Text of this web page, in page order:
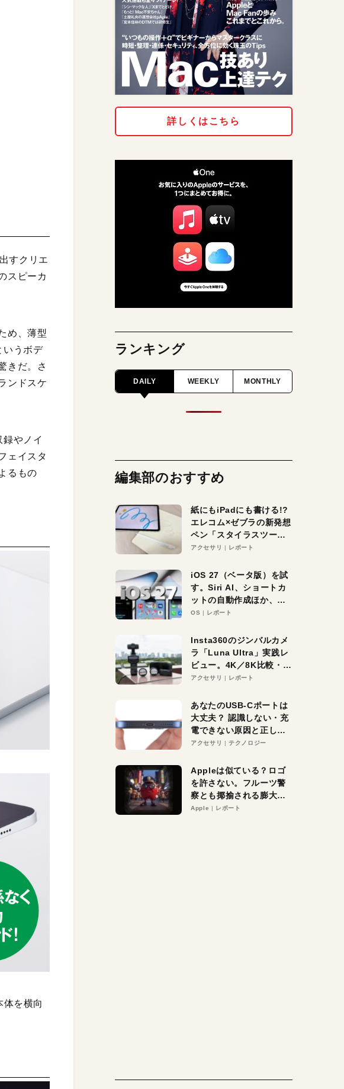
すクリエ
スピーカ
め、薄型
いうボデ
きだ。さ
ンドスケ
やノイ
ェイスタ
るもの
を横向
詳しくはこちら
ランキング
DAILY WEEKLY MONTHLY
編集部のおすすめ
紙にもiPadにも書ける!?
エレコム×ゼブラの新発想
ペン「スタイラスツーウ
ェイ」レビュー。持ち替
アクセサリ レポート
iOS 27（ベータ版）を試
す。Siri AI、ショートカ
ットの自動作成ほか、期
待大の便利機能5選。
る未来はすぐそこ！
OS レポート
Insta360のジンバルカメ
ラ「Luna Ultra」実践レ
ビュー。4K／8K比較・ズ
ーム・夜間撮影をチェッ
アクセサリ レポート
あなたのUSB-Cポートは
大丈夫？ 認識しない・充
電できない原因と正しい
対策
アクセサリ テクノロジー
Appleは似ている？ロゴ
を許さない。フルーツ警
察とも揶揄される膨大な
異議申し立て。対象は非
Apple レポート